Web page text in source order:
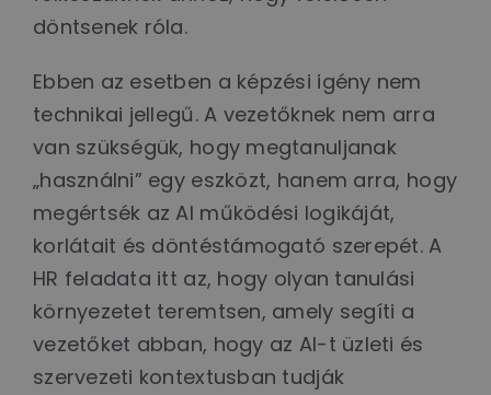
döntsenek róla.
Ebben az esetben a képzési igény nem
technikai jellegű. A vezetőknek nem arra
van szükségük, hogy megtanuljanak
„használni” egy eszközt, hanem arra, hogy
megértsék az AI működési logikáját,
korlátait és döntéstámogató szerepét. A
HR feladata itt az, hogy olyan tanulási
környezetet teremtsen, amely segíti a
vezetőket abban, hogy az AI-t üzleti és
szervezeti kontextusban tudják